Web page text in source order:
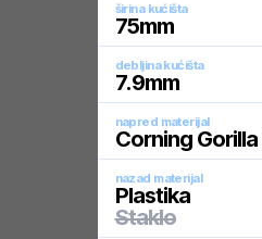
širina kućišta
75mm
debljina kućišta
7.9mm
napred materijal
Corning Gorilla
nazad materijal
Plastika
Staklo